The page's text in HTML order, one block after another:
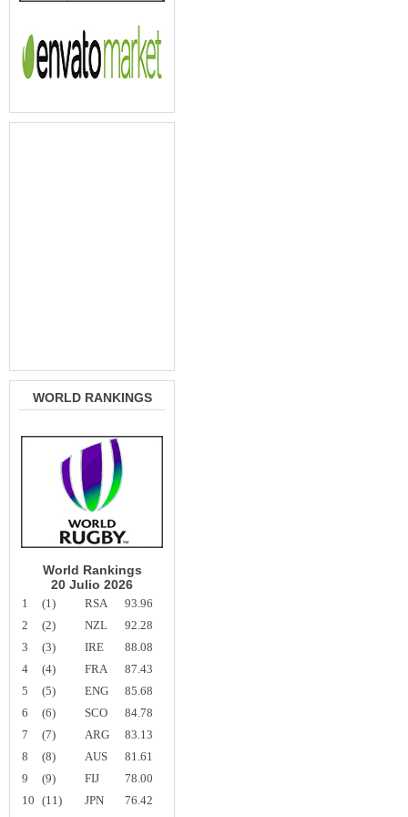
WORLD RANKINGS
World Rankings
20 Julio 2026
1 (1) RSA
93.96
2
(2) NZL
92.28
3
(3) IRE
88.08
4
(4) FRA
87.43
5
(5) ENG
85.68
6
(6) SCO
84.78
7
(7) ARG
83.13
8
(8) AUS
81.61
9
(9) FIJ
78.00
10 (11) JPN 76.42